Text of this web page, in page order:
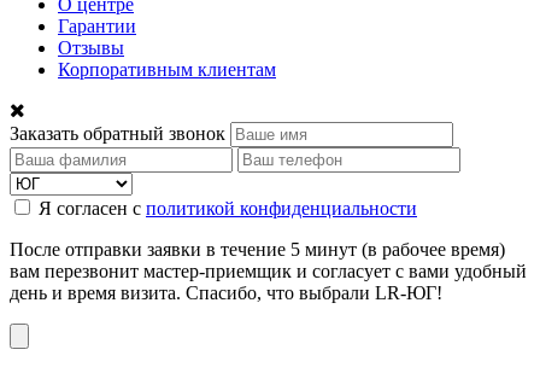
Гарантии
Отзывы
Корпоративным клиентам
Заказать обратный звонок
Я согласен с политикой конфиденциальности
После отправки заявки в течение 5 минут (в рабочее время)
вам перезвонит мастер-приемщик и согласует с вами удобный
день и время визита. Спасибо, что выбрали LR-ЮГ!